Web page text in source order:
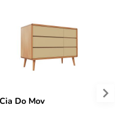
Cia Do Mov